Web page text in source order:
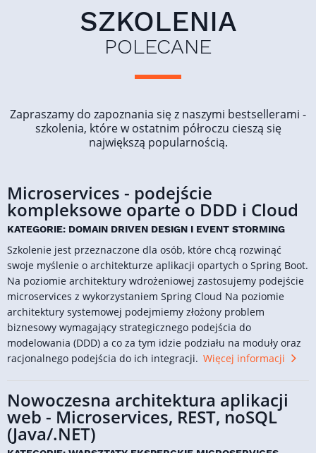
SZKOLENIA
POLECANE
Zapraszamy do zapoznania się z naszymi bestsellerami -
szkolenia, które w ostatnim półroczu cieszą się
największą popularnością.
Microservices - podejście
kompleksowe oparte o DDD i Cloud
KATEGORIE: DOMAIN DRIVEN DESIGN I EVENT STORMING
Szkolenie jest przeznaczone dla osób, które chcą rozwinąć
swoje myślenie o architekturze aplikacji opartych o Spring Boot.
Na poziomie architektury wdrożeniowej zastosujemy podejście
microservices z wykorzystaniem Spring Cloud Na poziomie
architektury systemowej podejmiemy złożony problem
biznesowy wymagający strategicznego podejścia do
modelowania (DDD) a co za tym idzie podziału na moduły oraz
racjonalnego podejścia do ich integracji. Więcej informacji
Nowoczesna architektura aplikacji
web - Microservices, REST, noSQL
(Java/.NET)